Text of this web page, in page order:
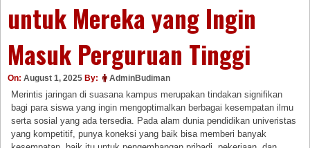
untuk Mereka yang Ingin
Masuk Perguruan Tinggi
On: August 1, 2025 By: AdminBudiman
Merintis jaringan di suasana kampus merupakan tindakan signifikan
bagi para siswa yang ingin mengoptimalkan berbagai kesempatan ilmu
serta sosial yang ada tersedia. Pada alam dunia pendidikan univeristas
yang kompetitif, punya koneksi yang baik bisa memberi banyak